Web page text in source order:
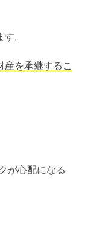
。
を承継するこ
が心配になる